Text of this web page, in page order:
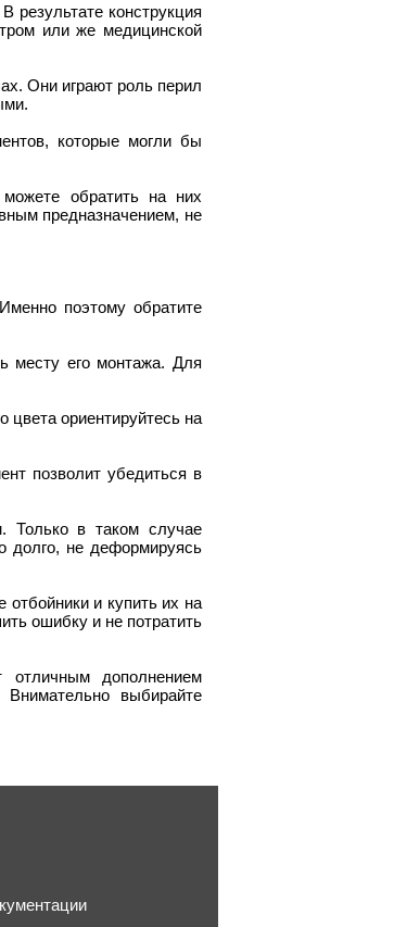
конструкция
или же медицинской
Они играют роль перил
которые могли бы
обратить на них
предназначением, не
поэтому обратите
месту его монтажа. Для
ориентируйтесь на
позволит убедиться в
Только в таком случае
долго, не деформируясь
и купить их на
ошибку и не потратить
дополнением
выбирайте